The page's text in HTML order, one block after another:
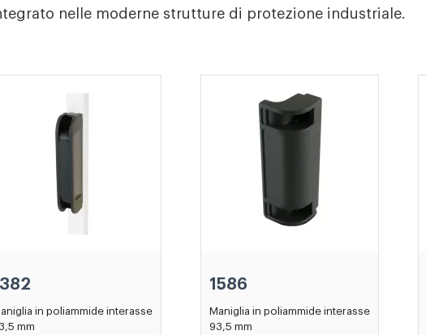
nelle moderne strutture di protezione industriale.
in poliammide interasse
mm
1586
Maniglia in poliammide interasse
93,5 mm